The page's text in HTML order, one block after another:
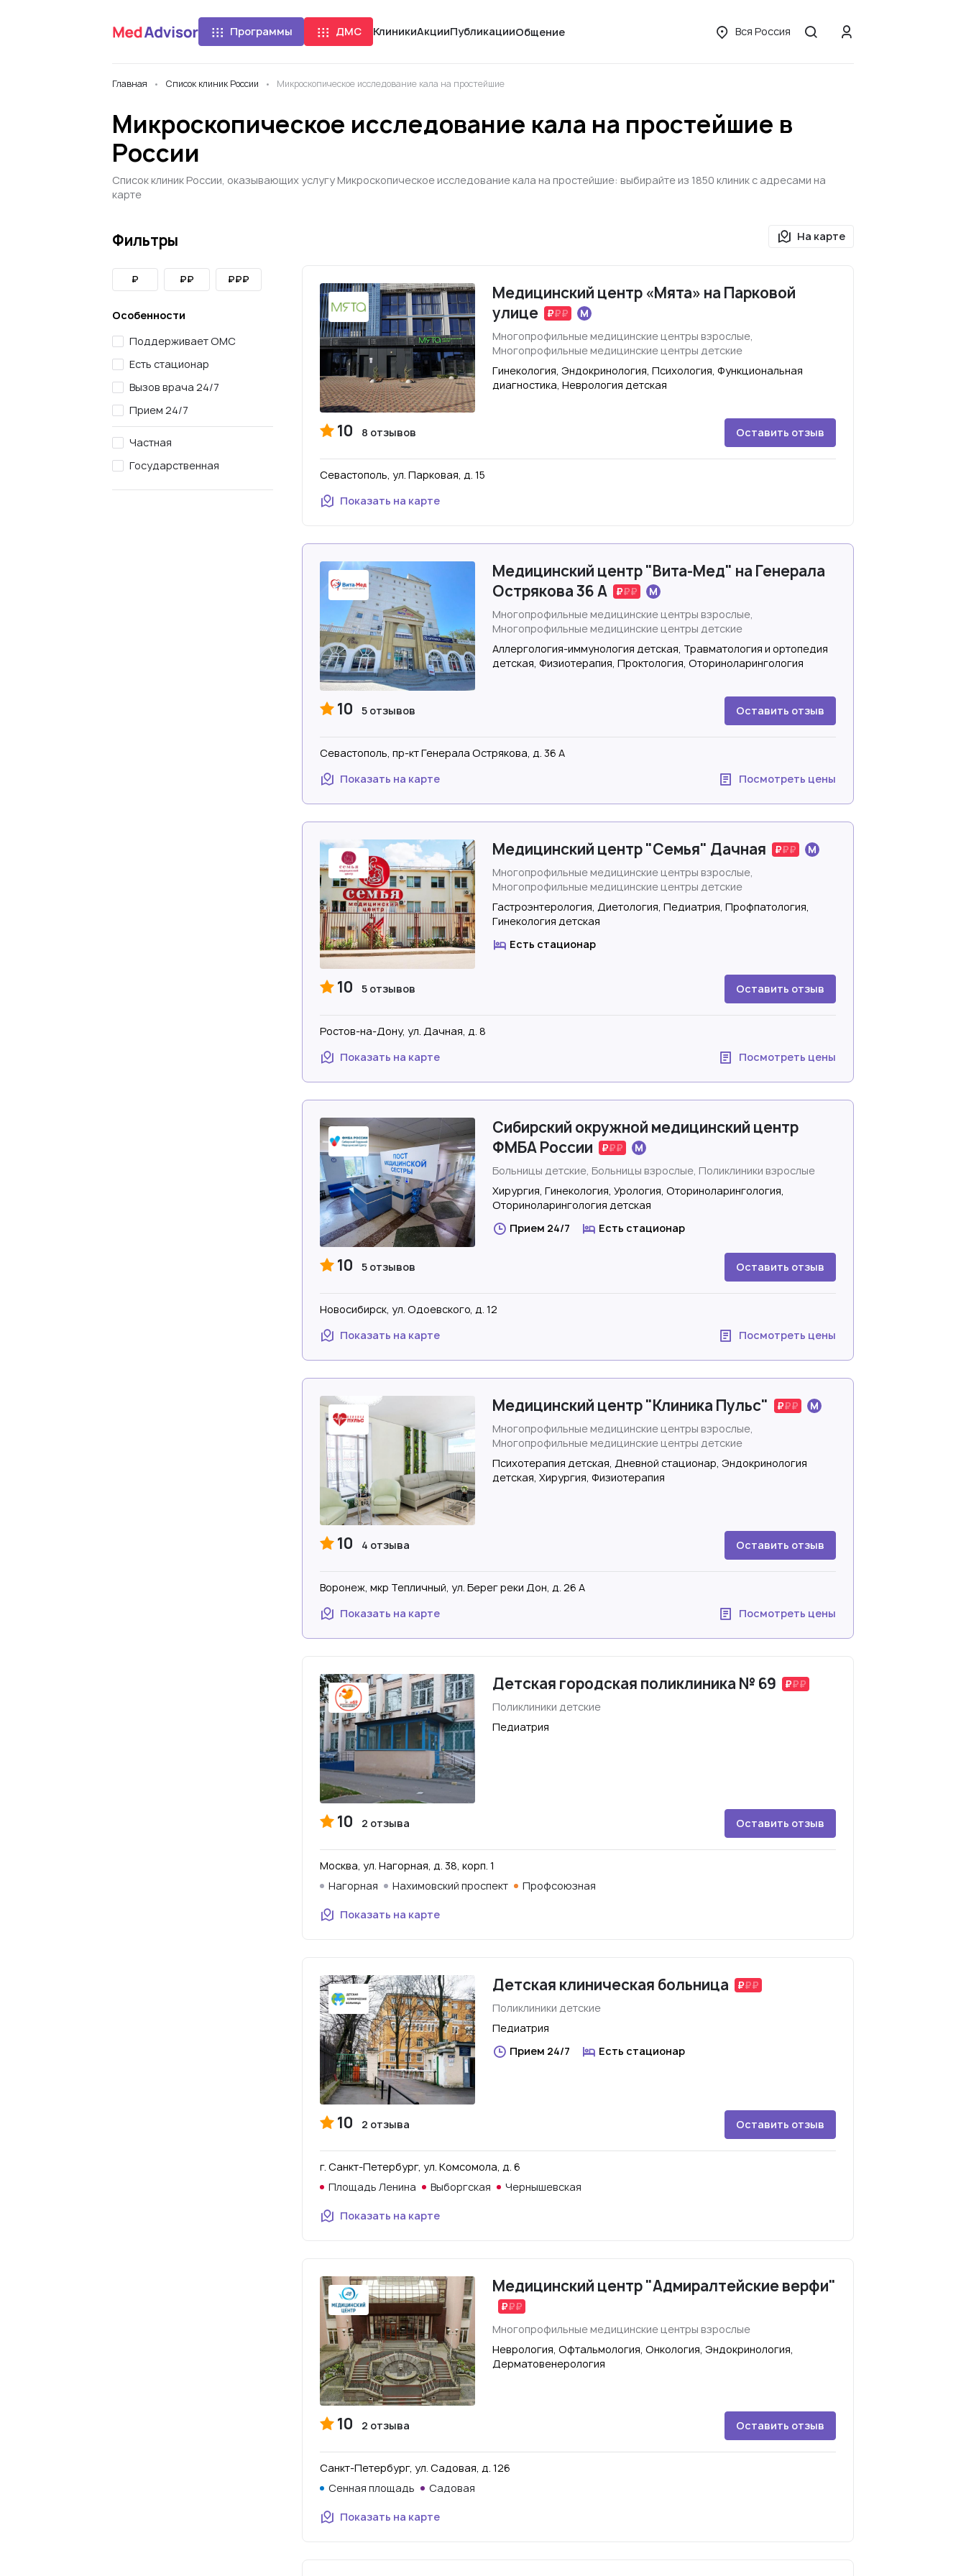
Программы ДМС КлиникиАкцииПубликацииОбщение Вся Россия
Главная Список клиник России Микроскопическое исследование кала на простейшие
Микроскопическое исследование кала на простейшие в
России
Список клиник России, оказывающих услугу Микроскопическое исследование кала на простейшие: выбирайте из 1850 клиник с адресами на
карте
Фильтры
₽ ₽₽ ₽₽₽
Особенности
Поддерживает ОМС
Есть стационар
Вызов врача 24/7
Прием 24/7
Частная
Государственная
На карте
Медицинский центр «Мята» на Парковой
улице
Многопрофильные медицинские центры взрослые,
Многопрофильные медицинские центры детские
Гинекология, Эндокринология, Психология, Функциональная
диагностика, Неврология детская
10 8 отзывов Оставить отзыв
Севастополь, ул. Парковая, д. 15
Показать на карте
Медицинский центр "Вита-Мед" на Генерала
Острякова 36 А
Многопрофильные медицинские центры взрослые,
Многопрофильные медицинские центры детские
Аллергология-иммунология детская, Травматология и ортопедия
детская, Физиотерапия, Проктология, Оториноларингология
10 5 отзывов Оставить отзыв
Севастополь, пр-кт Генерала Острякова, д. 36 А
Показать на карте
Посмотреть цены
Медицинский центр "Семья" Дачная
Многопрофильные медицинские центры взрослые,
Многопрофильные медицинские центры детские
Гастроэнтерология, Диетология, Педиатрия, Профпатология,
Гинекология детская
Есть стационар
10 5 отзывов Оставить отзыв
Ростов-на-Дону, ул. Дачная, д. 8
Показать на карте
Посмотреть цены
Сибирский окружной медицинский центр
ФМБА России
Больницы детские, Больницы взрослые, Поликлиники взрослые
Хирургия, Гинекология, Урология, Оториноларингология,
Оториноларингология детская
Прием 24/7
Есть стационар
10 5 отзывов Оставить отзыв
Новосибирск, ул. Одоевского, д. 12
Показать на карте
Посмотреть цены
Медицинский центр "Клиника Пульс"
Многопрофильные медицинские центры взрослые,
Многопрофильные медицинские центры детские
Психотерапия детская, Дневной стационар, Эндокринология
детская, Хирургия, Физиотерапия
10 4 отзыва Оставить отзыв
Воронеж, мкр Тепличный, ул. Берег реки Дон, д. 26 А
Показать на карте
Посмотреть цены
Детская городская поликлиника № 69
Поликлиники детские
Педиатрия
10 2 отзыва Оставить отзыв
Москва, ул. Нагорная, д. 38, корп. 1
Нагорная
Нахимовский проспект Профсоюзная
Показать на карте
Детская клиническая больница
Поликлиники детские
Педиатрия
Прием 24/7
Есть стационар
10 2 отзыва Оставить отзыв
г. Санкт-Петербург, ул. Комсомола, д. 6
Площадь Ленина
Выборгская Чернышевская
Показать на карте
Медицинский центр "Адмиралтейские верфи"
Многопрофильные медицинские центры взрослые
Неврология, Офтальмология, Онкология, Эндокринология,
Дерматовенерология
10 2 отзыва Оставить отзыв
Санкт-Петербург, ул. Садовая, д. 126
Сенная площадь
Садовая
Показать на карте